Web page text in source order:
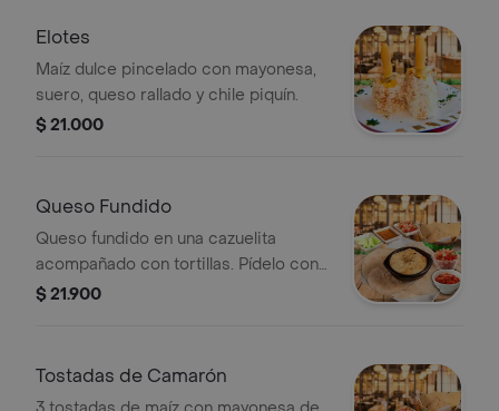
Elotes
Maíz dulce pincelado con mayonesa,
suero, queso rallado y chile piquín.
$ 21.000
Queso Fundido
Queso fundido en una cazuelita
acompañado con tortillas. Pídelo con
chorizo o champiñones.
$ 21.900
Tostadas de Camarón